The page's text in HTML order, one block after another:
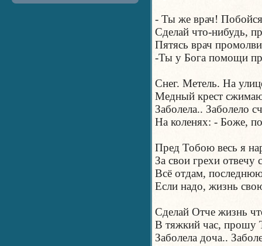
- Ты же врач!
Сделай что-нибудь,
Пятясь врач
-Ты у Бога помощи
Снег. Метель. На
Медный крест
Заболела.. Заболело
На коленях: - Боже,
Пред Тобою весь я
За свои грехи отвечу
Всё отдам,
Если надо, жизнь
Сделай Отче жизнь
В тяжкий час, прошу
Заболела доча..